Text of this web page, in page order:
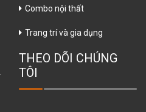
Combo nội thất
Trang trí và gia dụng
THEO DÕI CHÚNG
TÔI